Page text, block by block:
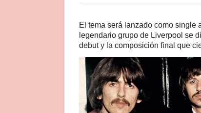
El tema será lanzado como single
legendario grupo de Liverpool se
debut y la composición final que